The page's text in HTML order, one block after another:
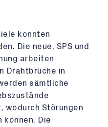
konnten
Die neue, SPS und
arbeiten
Drahtbrüche in
sämtliche
wodurch Störungen
Die